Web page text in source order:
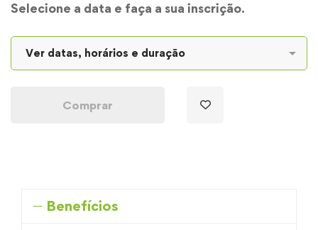
Selecione a data e faça a sua inscrição.
Comprar
Benefícios